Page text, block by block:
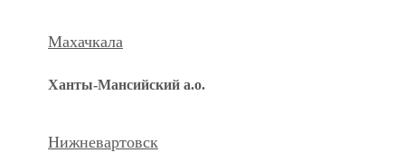
Махачкала
Ханты-Мансийский а.о.
Нижневартовск